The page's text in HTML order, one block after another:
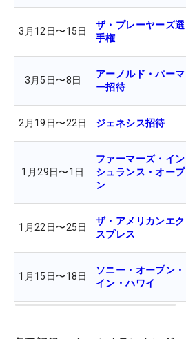
3月12日〜15日
ザ・プレーヤーズ選
手権
3月5日〜8日
アーノルド・パーマ
ー招待
2月19日〜22日 ジェネシス招待
1月29日〜1日
ファーマーズ・イン
シュランス・オープ
ン
1月22日〜25日
ザ・アメリカンエク
スプレス
1月15日〜18日
ソニー・オープン・
イン・ハワイ